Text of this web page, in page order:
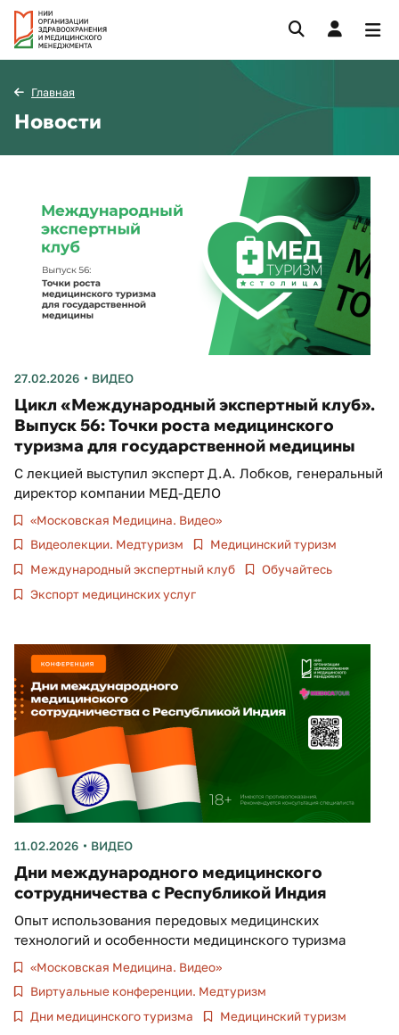
Главная
Новости
27.02.2026 ВИДЕО
Цикл «Международный экспертный клуб».
Выпуск 56: Точки роста медицинского
туризма для государственной медицины
С лекцией выступил эксперт Д.А. Лобков, генеральный
директор компании МЕД-ДЕЛО
«Московская Медицина. Видео»
Видеолекции. Медтуризм
Медицинский туризм
Международный экспертный клуб
Обучайтесь
Экспорт медицинских услуг
11.02.2026 ВИДЕО
Дни международного медицинского
сотрудничества с Республикой Индия
Опыт использования передовых медицинских
технологий и особенности медицинского туризма
«Московская Медицина. Видео»
Виртуальные конференции. Медтуризм
Дни медицинского туризма
Медицинский туризм